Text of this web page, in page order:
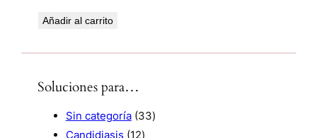
Añadir al carrito
Soluciones para…
Sin categoría 333
Candidiasis 121